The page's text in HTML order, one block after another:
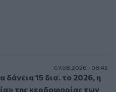
07.08.2026 - 08:45
δάνεια 15 δισ. το 2026, η
της κερδοφορίας των